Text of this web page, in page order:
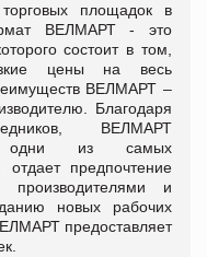
площадок в
ВЕЛМАРТ - это
состоит в том,
цены на весь
ВЕЛМАРТ –
Благодаря
ВЕЛМАРТ
одни из самых
предпочтение
производителями и
новых рабочих
предоставляет